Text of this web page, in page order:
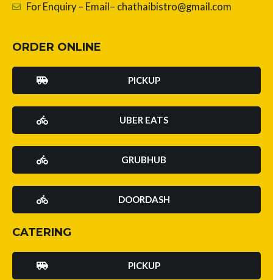
For Enquiry – Email– chathaibistro@gmail.com
ORDER ONLINE
PICKUP
UBER EATS
GRUBHUB
DOORDASH
CATERING
PICKUP